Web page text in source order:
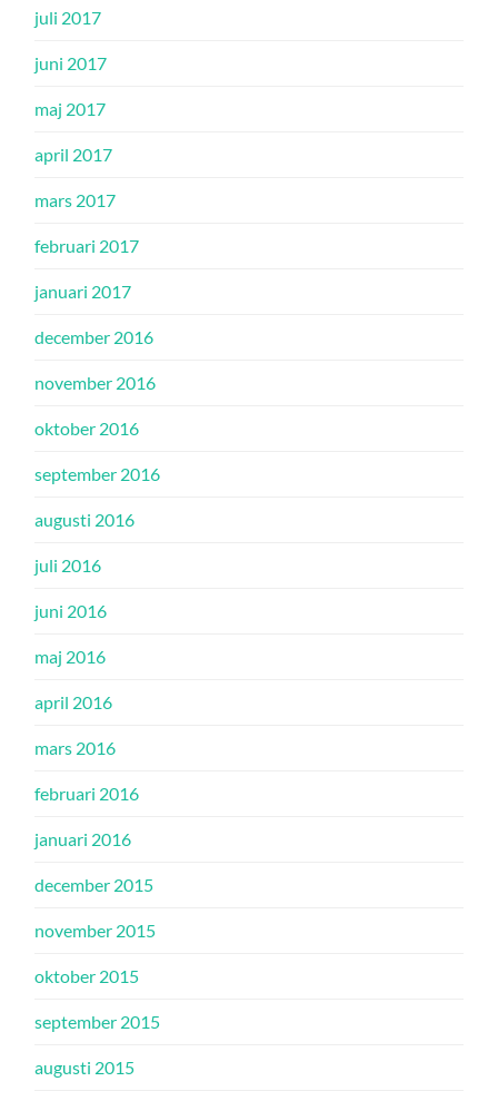
juli 2017
juni 2017
maj 2017
april 2017
mars 2017
februari 2017
januari 2017
december 2016
november 2016
oktober 2016
september 2016
augusti 2016
juli 2016
juni 2016
maj 2016
april 2016
mars 2016
februari 2016
januari 2016
december 2015
november 2015
oktober 2015
september 2015
augusti 2015